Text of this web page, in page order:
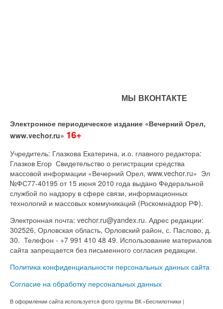
МЫ ВКОНТАКТЕ
Электронное периодическое издание «Вечерний Орел,
www.vechor.ru» 16+
Учредитель: Глазкова Екатерина, и.о. главного редактора:
Глазков Егор Свидетельство о регистрации средства
массовой информации «Вечерний Орел, www.vechor.ru» Эл
№ФС77-40195 от 15 июня 2010 года выдано Федеральной
службой по надзору в сфере связи, информационных
технологий и массовых коммуникаций (Роскомнадзор РФ).
Электронная почта: vechor.ru@yandex.ru. Адрес редакции:
302526, Орловская область, Орловский район, с. Паслово, д.
30. Телефон - +7 991 410 48 49. Использование материалов
сайта запрещается без письменного согласия редакции.
Политика конфиденциальности персональных данных сайта
Согласие на обработку персональных данных
В оформлении сайта используется фото группы ВК «Беспилотники |